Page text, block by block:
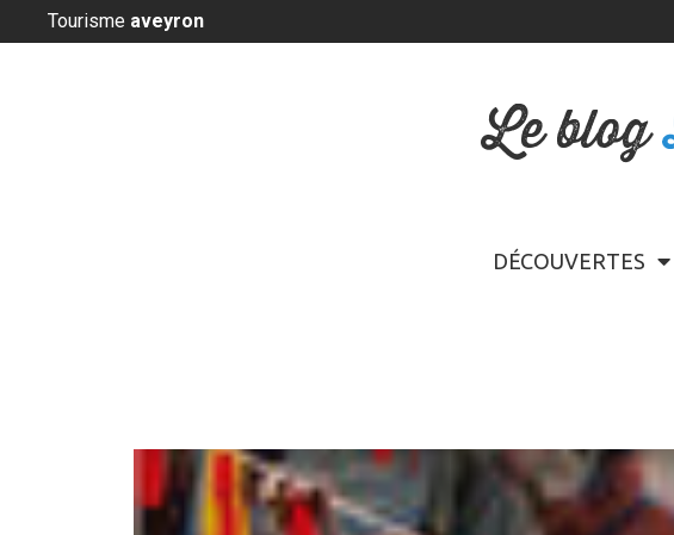
Panneau de gestion des cookies
Tourisme aveyron
Le blog
DÉCOUVERTES